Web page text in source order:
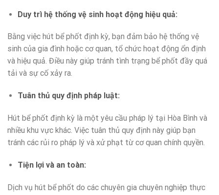
Duy trì hệ thống vệ sinh hoạt động hiệu quả:
Bằng việc hút bể phốt định kỳ, bạn đảm bảo hệ thống vệ
sinh của gia đình hoặc cơ quan, tổ chức hoạt động ổn định
và hiệu quả. Điều này giúp tránh tình trạng bể phốt đầy quá
tải và sự cố xảy ra.
Tuân thủ quy định pháp luật:
Hút bể phốt định kỳ là một yêu cầu pháp lý tại Hòa Bình và
nhiều khu vực khác. Việc tuân thủ quy định này giúp bạn
tránh các rủi ro pháp lý và xử phạt từ cơ quan chính quyền.
Tiện lợi và an toàn:
Dịch vụ hút bể phốt do các chuyên gia chuyên nghiệp thực